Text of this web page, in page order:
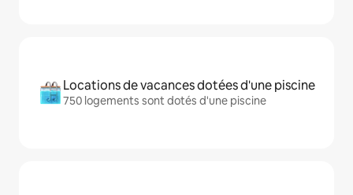
Locations de vacances dotées d'une piscine
750 logements sont dotés d'une piscine